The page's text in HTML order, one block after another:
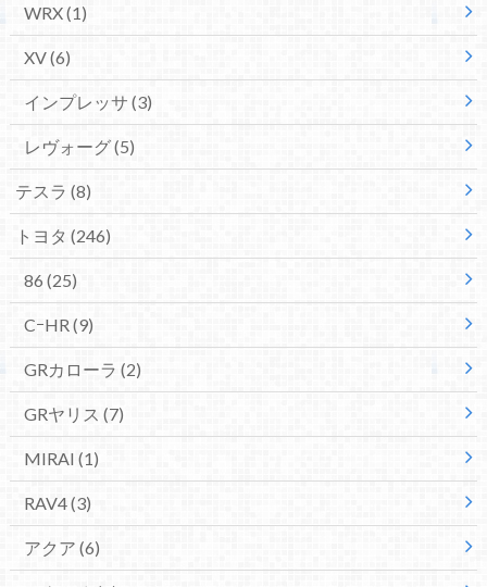
WRX(1)
XV(6)
インプレッサ (3)
レヴォーグ(5)
テスラ (8)
トヨタ (246)
86 (25)
CｰHR (9)
GRカローラ (2)
GRヤリス (7)
MIRAI (1)
RAV4(3)
アクア (6)